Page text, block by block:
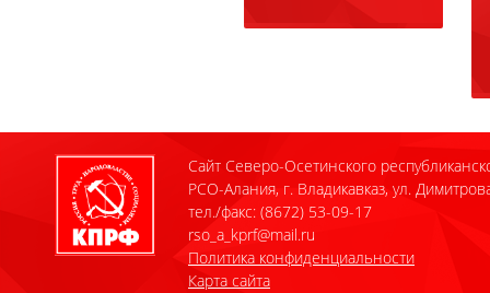
Сайт Северо-Осетинского
РСО-Алания, г. Владикавказ, ул.
тел./факс: (8672) 53-09-17
rso_a_kprf@mail.ru
Политика конфиденциальности
Карта сайта